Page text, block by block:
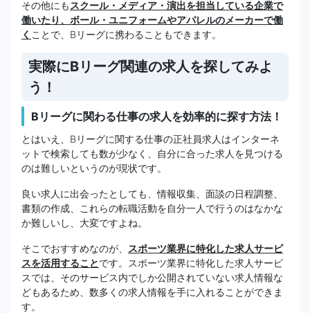
その他にも スクール・メディア・演出を担当している企業で
働いたり、ボール・ユニフォームやアパレルのメーカーで働
く ことで、Bリーグに携わることもできます。
実際にBリーグ関連の求人を探してみよ
う！
Bリーグに関わる仕事の求人を効率的に探す方法！
とはいえ、Bリーグに関する仕事の正社員求人はインターネ
ットで検索しても数が少なく、自分に合った求人を見つける
のは難しいというのが現状です。
良い求人に出会ったとしても、情報収集、面談の日程調整、
書類の作成、これらの転職活動を自分一人で行うのはなかな
か難しいし、大変ですよね。
そこでおすすめなのが、
スポーツ業界に特化した求人サービ
スを活用することです。スポーツ業界に特化した求人サービ
スでは、そのサービス内でしか公開されていない求人情報な
どもあるため、数多くの求人情報を手に入れることができま
す。